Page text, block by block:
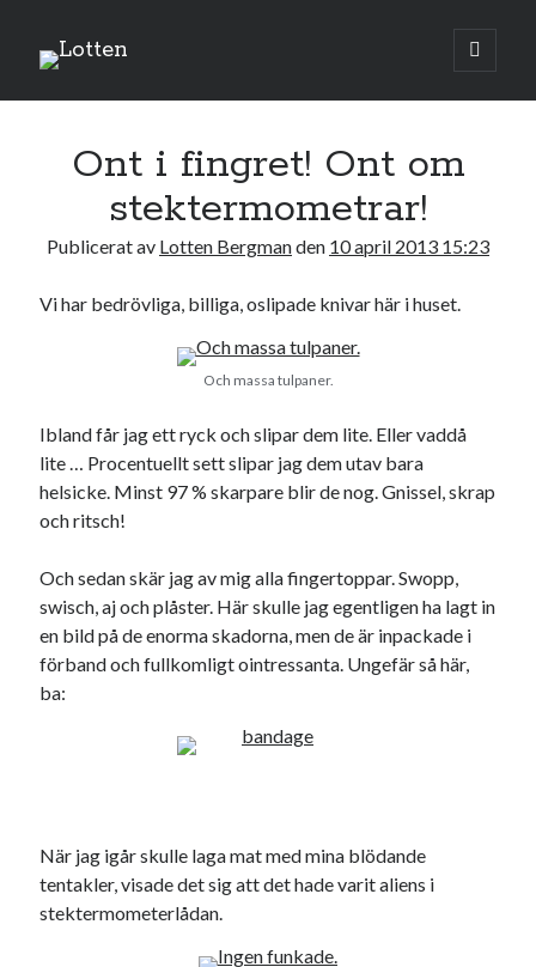
Lotten
öppna
primär
Sidopanel
T O T F L S
3 4 5 6 7
8 9 10 11 12 13 14
Sök
Kategorier
Kategorier
#blogg100 allmänbildning barn
barnen basket
fest
Ont i fingret! Ont om
stektermometrar!
Publicerat av Lotten Bergmanden 10 april 2013 15:23
Vi har bedrövliga, billiga, oslipade knivar här i huset.
Och massa tulpaner.
Ibland får jag ett ryck och slipar dem lite. Eller vaddå
lite … Procentuellt sett slipar jag dem utav bara
helsicke. Minst 97 % skarpare blir de nog. Gnissel, skrap
och ritsch!
Och sedan skär jag av mig alla fingertoppar. Swopp,
swisch, aj och plåster. Här skulle jag egentligen ha lagt in
en bild på de enorma skadorna, men de är inpackade i
förband och fullkomligt ointressanta. Ungefär så här,
ba:
När jag igår skulle laga mat med mina blödande
tentakler, visade det sig att det hade varit aliens i
stektermometerlådan.